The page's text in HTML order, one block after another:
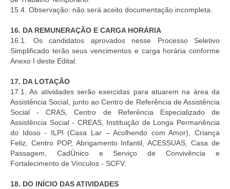
15.4. Observação: não será aceito documentação incompleta.
16. DA REMUNERAÇÃO E CARGA HORÁRIA
16.1. Os candidatos aprovados nesse Processo Seletivo
Simplificado terão seus vencimentos e carga horária conforme
Anexo I deste Edital.
17. DA LOTAÇÃO
17.1. As atividades serão exercidas para atuarem na área da
Assistência Social, junto ao Centro de Referência de Assistência
Social - CRAS, Centro de Referência Especializado de
Assistência Social - CREAS, Instituição de Longa Permanência
do Idoso - ILPI (Casa Lar – Acolhendo com Amor), Criança
Feliz, Centro POP, Abrigamento Infantil, ACESSUAS, Casa de
Passagem, CadÚnico e Serviço de Convivência e
Fortalecimento de Vínculos - SCFV.
18. DO INÍCIO DAS ATIVIDADES